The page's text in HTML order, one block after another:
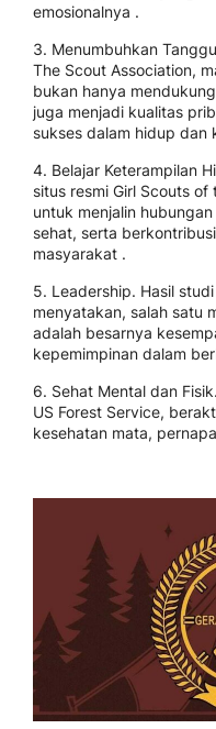
emosionalnya .
3. Menumbuhkan
The Scout Association,
bukan hanya
juga menjadi kualitas
sukses dalam hidup dan
4. Belajar Keterampilan
situs resmi Girl Scouts
untuk menjalin
sehat, serta
masyarakat .
5. Leadership. Hasil
menyatakan, salah satu
adalah besarnya
kepemimpinan dalam
6. Sehat Mental dan
US Forest Service,
kesehatan mata,